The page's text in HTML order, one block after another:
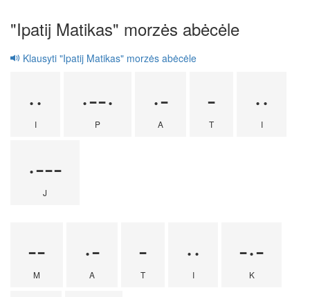
"Ipatij Matikas" morzės abėcėle
Klausyti "Ipatij Matikas" morzės abėcėle
··
I
·--·
P
·-
A
-
T
··
I
·---
J
--
M
·-
A
-
T
··
I
-·-
K